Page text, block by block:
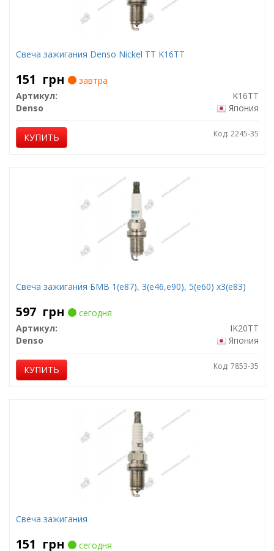
Свеча зажигания Denso Nickel TT K16TT
151 грн
завтра
Артикул:
K16TT
Denso
Япония
КУПИТЬ Код: 2245-35
Свеча зажигания БМВ 1(е87), 3(е46,е90), 5(е60) х3(е83)
597 грн
сегодня
Артикул:
IK20TT
Denso
Япония
КУПИТЬ Код: 7853-35
Свеча зажигания
151 грн сегодня